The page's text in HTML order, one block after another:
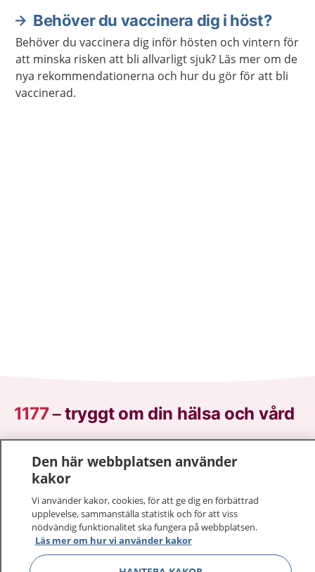
Behöver du vaccinera dig i höst?
Behöver du vaccinera dig inför hösten och vintern för
att minska risken att bli allvarligt sjuk? Läs mer om de
nya rekommendationerna och hur du gör för att bli
vaccinerad.
1177–tryggt om din hälsa och vård
sjukdomar och vilka mottagningar du kan kontakta.
Logga in för att läsa din journal och göra dina
vårdärenden. Ring telefonnummer 1177 för
sjukvårdsrådgivning dygnet runt.
1177 ger dig råd när du vill må bättre.
Den här webbplatsen använder
kakor
Vi använder kakor, cookies, för att ge dig en förbättrad
upplevelse, sammanställa statistik och för att viss
nödvändig funktionalitet ska fungera på webbplatsen.
Läs mer om hur vi använder kakor